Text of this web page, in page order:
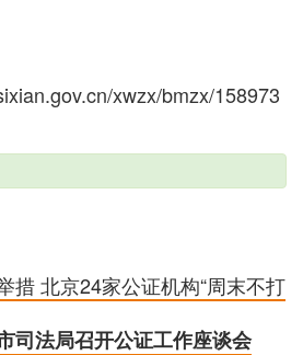
xwzx/bmzx/158973
措 北京24家公证机构“周末不打
司法局召开公证工作座谈会